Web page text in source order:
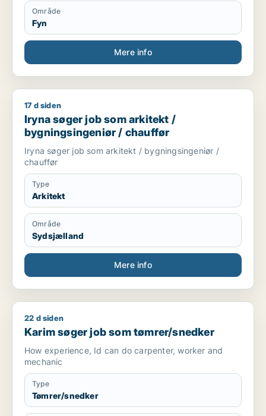
Område
Fyn
Mere info
Iryna søger job som arkitekt / bygningsingeniør / chauffør
17 d siden
Iryna søger job som arkitekt /
bygningsingeniør / chauffør
Iryna søger job som arkitekt / bygningsingeniør /
chauffør
Type
Arkitekt
Område
Sydsjælland
Mere info
Karim søger job som tømrer/snedker
22 d siden
Karim søger job som tømrer/snedker
How experience, Id can do carpenter, worker and
mechanic
Type
Tømrer/snedker